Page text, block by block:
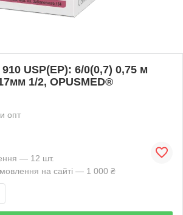
USP(EP): 6/0(0,7) 0,75 м
1/2, OPUSMED®
опт
— 12 шт.
на сайті — 1 000 ₴